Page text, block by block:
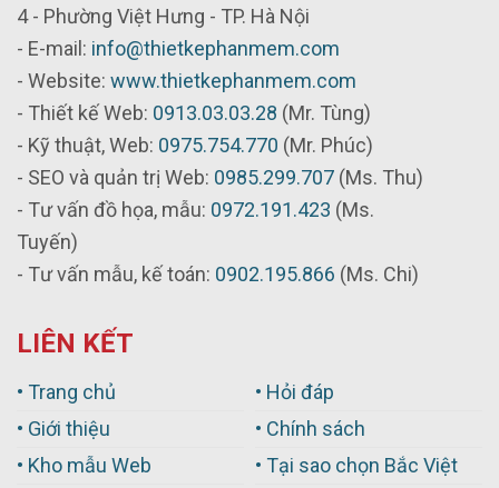
4 - Phường Việt Hưng - TP. Hà Nội
- E-mail: info@thietkephanmem.com
- Website: www.thietkephanmem.com
- Thiết kế Web: 0913.03.03.28 (Mr. Tùng)
- Kỹ thuật, Web: 0975.754.770 (Mr. Phúc)
- SEO và quản trị Web: 0985.299.707 (Ms. Thu)
- Tư vấn đồ họa, mẫu: 0972.191.423 (Ms.
Tuyến)
- Tư vấn mẫu, kế toán: 0902.195.866 (Ms. Chi)
LIÊN KẾT
• Trang chủ
• Giới thiệu
• Kho mẫu Web
• Hỏi đáp
• Chính sách
• Tại sao chọn Bắc Việt